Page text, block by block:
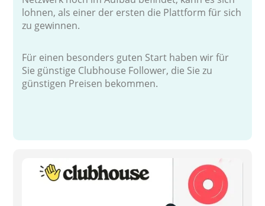
lohnen, als einer der ersten die Plattform für sich
zu gewinnen.
Für einen besonders guten Start haben wir für
Sie günstige Clubhouse Follower, die Sie zu
günstigen Preisen bekommen.